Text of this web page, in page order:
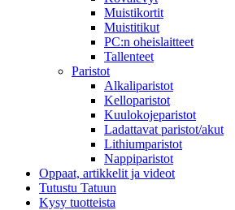
Muistikortit
Muistitikut
PC:n oheislaitteet
Tallenteet
Paristot
Alkaliparistot
Kelloparistot
Kuulokojeparistot
Ladattavat paristot/akut
Lithiumparistot
Nappiparistot
Oppaat, artikkelit ja videot
Tutustu Tatuun
Kysy tuotteista